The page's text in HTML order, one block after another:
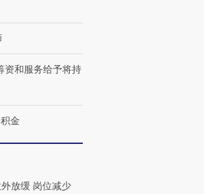
资和服务给予将持
金
放缓 岗位减少